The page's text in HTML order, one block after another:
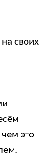
своих
это